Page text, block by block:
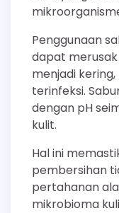
Penggunaan
dapat
menjadi
terinfeksi.
dengan pH
kulit.
Hal ini
pembersihan
pertahanan
mikrobioma